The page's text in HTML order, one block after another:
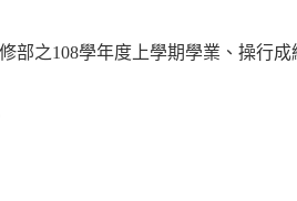
部之108學年度上學期學業、操行